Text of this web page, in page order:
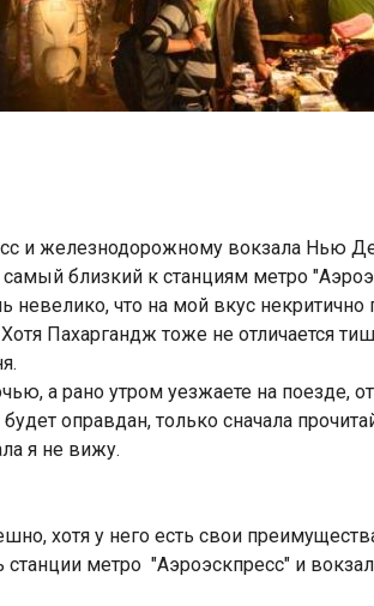
и железнодорожному вокзала Нью
близкий к станциям метро
что на мой вкус некритично
Пахаргандж тоже не отличается
а рано утром уезжаете на поезде,
оправдан, только сначала
я не вижу.
хотя у него есть свои
станции метро "Аэроэскпресс" и